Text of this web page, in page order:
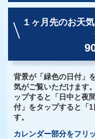
１ヶ月先のお天気
背景が「緑色の日付」
気がご覧いただけます
ップすると「日中と夜
付」をタップすると「
す。
カレンダー部分をフリ